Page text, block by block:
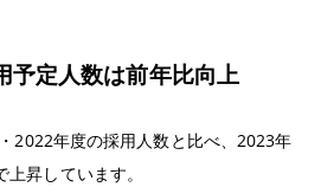
予定人数は前年比向上
2022年度の採用人数と比べ、2023年
昇しています。